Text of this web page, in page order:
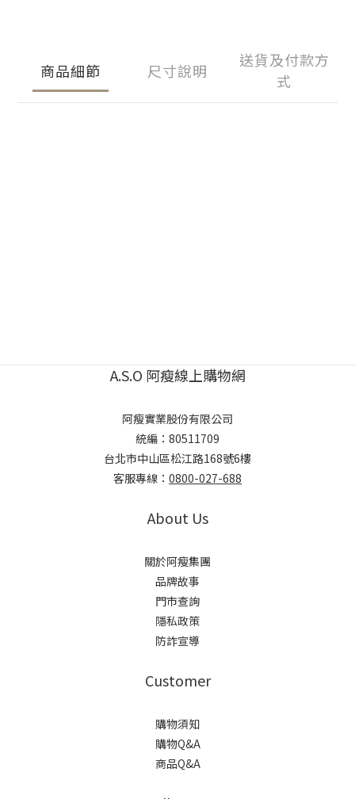
商品細節 尺寸說明
送貨及付款方
式
A.S.O 阿瘦線上購物網
阿瘦實業股份有限公司
統編：80511709
台北市中山區松江路168號6樓
客服專線： 0800-027-688
About Us
關於阿瘦集團
品牌故事
門市查詢
隱私政策
防詐宣導
Customer
購物須知
購物Q&A
商品Q&A